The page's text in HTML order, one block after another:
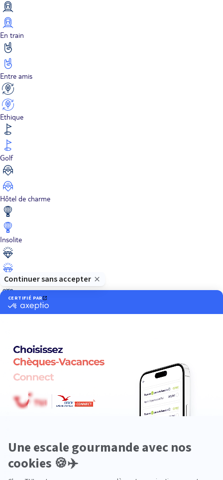
En train
Entre amis
Ethique
Golf
Hôtel de charme
Insolite
Luxe
Neige
Plongée
Premium